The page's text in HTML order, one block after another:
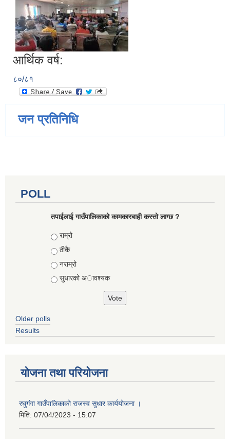
आर्थिक वर्ष:
८०/८१
जन प्रतिनिधि
POLL
तपाईलाई गाउँपालिकाको कामकारबाही कस्तो लाग्छ ?
Choices
राम्रो
ठीकै
नराम्रो
सुधारको अावश्यक
Older polls
Results
योजना तथा परियोजना
रघुगंगा गाउँपालिकाको राजस्व सुधार कार्ययोजना ।
मिति: 07/04/2023 - 15:07